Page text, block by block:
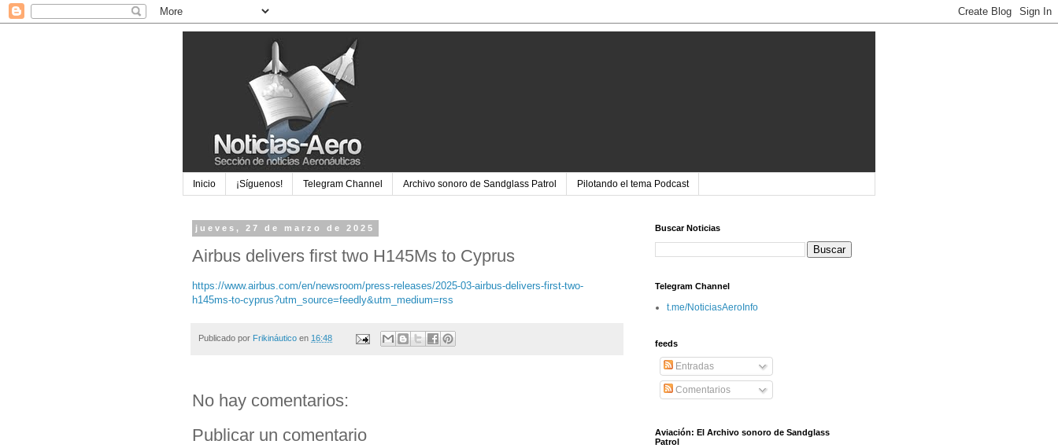
Inicio ¡Síguenos! Telegram Channel Archivo sonoro de Sandglass Patrol Pilotando el tema Podcast
jueves, 27 de marzo de 2025
Airbus delivers first two H145Ms to Cyprus
https://www.airbus.com/en/newsroom/press-releases/2025-03-airbus-delivers-first-two-
h145ms-to-cyprus?utm_source=feedly&utm_medium=rss
Publicado por Frikináutico en 16:48
No hay comentarios:
Publicar un comentario
Buscar Noticias
Telegram Channel
t.me/NoticiasAeroInfo
feeds
Entradas
Comentarios
Aviación: El Archivo sonoro de Sandglass
Patrol